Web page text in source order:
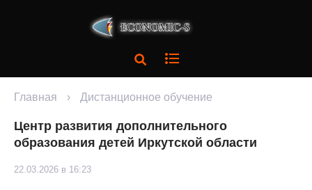
Главная › Дистанционное обучение
Центр развития дополнительного
образования детей Иркутской области
22.03.2026 в 16:23